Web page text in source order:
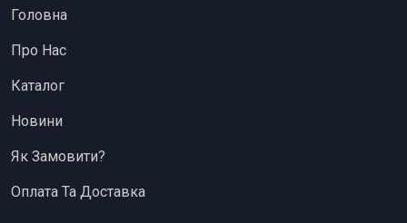
Головна
Про Нас
Каталог
Новини
Як Замовити?
Оплата Та Доставка